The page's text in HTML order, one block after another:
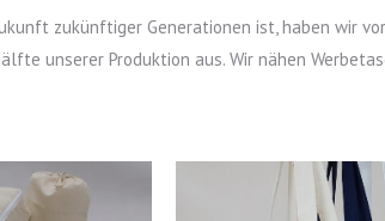
zukünftiger Generationen ist, haben wir
unserer Produktion aus. Wir nähen